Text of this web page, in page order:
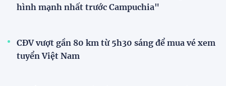
hình mạnh nhất trước Campuchia"
CĐV vượt gần 80 km từ 5h30 sáng để mua vé xem
tuyển Việt Nam